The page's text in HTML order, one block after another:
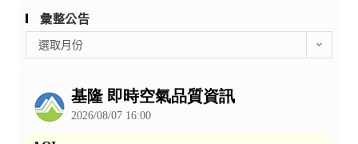
彙整公告
整
選取月份